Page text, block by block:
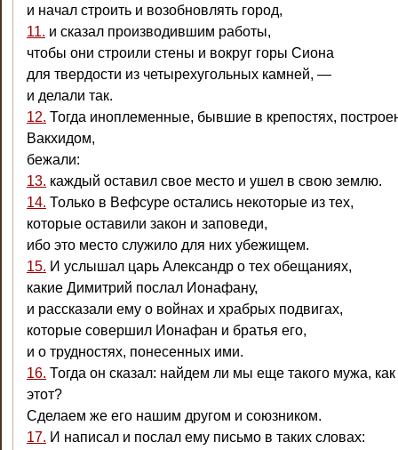
и начал строить и возобновлять город,
11. и сказал производившим работы,
чтобы они строили стены и вокруг горы Сиона
для твердости из четырехугольных камней, —
и делали так.
12. Тогда иноплеменные, бывшие в крепостях,
Вакхидом,
бежали:
13. каждый оставил свое место и ушел в свою землю.
14. Только в Вефсуре остались некоторые из тех,
которые оставили закон и заповеди,
ибо это место служило для них убежищем.
15. И услышал царь Александр о тех обещаниях,
какие Димитрий послал Ионафану,
и рассказали ему о войнах и храбрых подвигах,
которые совершил Ионафан и братья его,
и о трудностях, понесенных ими.
16. Тогда он сказал: найдем ли мы еще такого мужа, как
этот?
Сделаем же его нашим другом и союзником.
17. И написал и послал ему письмо в таких словах: